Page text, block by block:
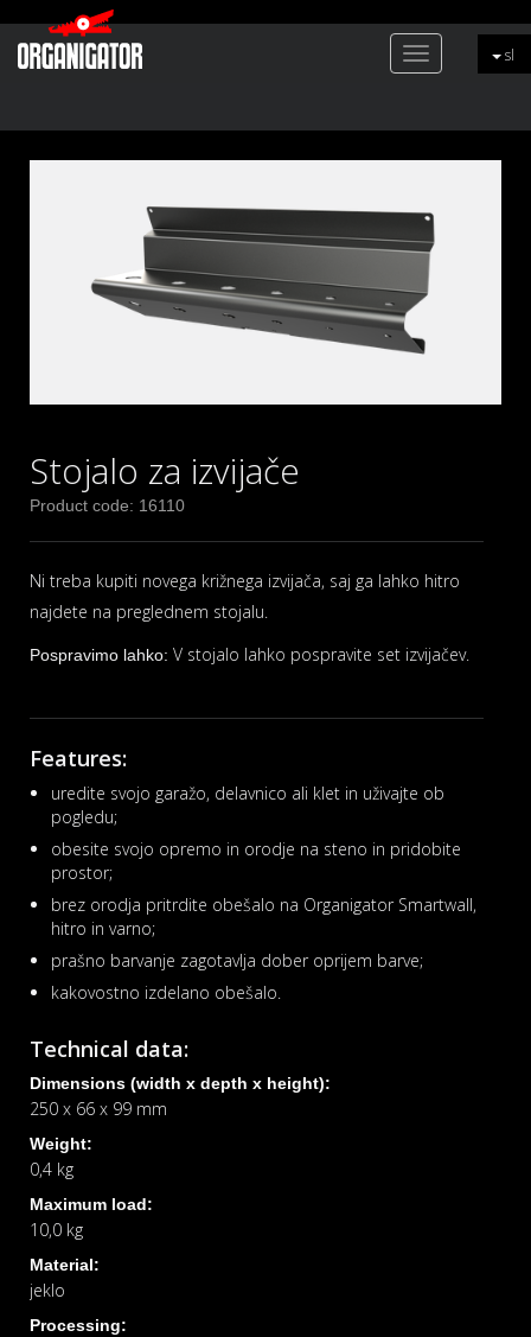
Toggle
navigation
sl
Stojalo za izvijače
Product code: 16110
Ni treba kupiti novega križnega izvijača, saj ga lahko hitro
najdete na preglednem stojalu.
Pospravimo lahko: V stojalo lahko pospravite set izvijačev.
Features:
uredite svojo garažo, delavnico ali klet in uživajte ob
pogledu;
obesite svojo opremo in orodje na steno in pridobite
prostor;
brez orodja pritrdite obešalo na Organigator Smartwall,
hitro in varno;
prašno barvanje zagotavlja dober oprijem barve;
kakovostno izdelano obešalo.
Technical data:
Dimensions (width x depth x height):
250 x 66 x 99 mm
Weight:
0,4 kg
Maximum load:
10,0 kg
Material:
jeklo
Processing: